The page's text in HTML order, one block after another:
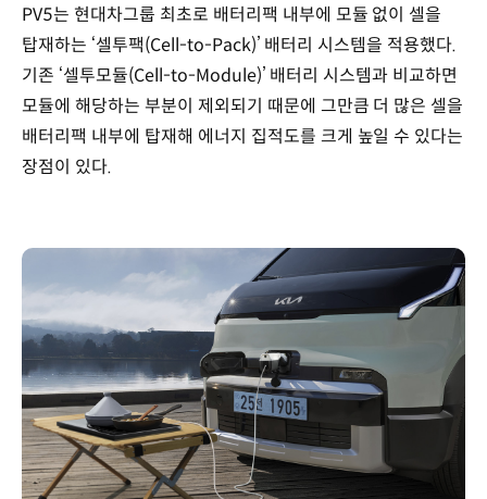
PV5는 현대차그룹 최초로 배터리팩 내부에 모듈 없이 셀을
탑재하는 ‘셀투팩(Cell-to-Pack)’ 배터리 시스템을 적용했다.
기존 ‘셀투모듈(Cell-to-Module)’ 배터리 시스템과 비교하면
모듈에 해당하는 부분이 제외되기 때문에 그만큼 더 많은 셀을
배터리팩 내부에 탑재해 에너지 집적도를 크게 높일 수 있다는
장점이 있다.